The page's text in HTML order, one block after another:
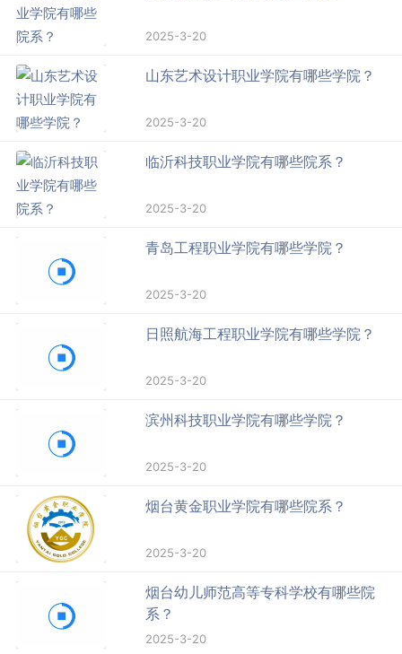
2025-3-20
山东艺术设计职业学院有哪些学院？
2025-3-20
临沂科技职业学院有哪些院系？
2025-3-20
青岛工程职业学院有哪些学院？
2025-3-20
日照航海工程职业学院有哪些学院？
2025-3-20
滨州科技职业学院有哪些学院？
2025-3-20
烟台黄金职业学院有哪些院系？
2025-3-20
烟台幼儿师范高等专科学校有哪些院
系？
2025-3-20